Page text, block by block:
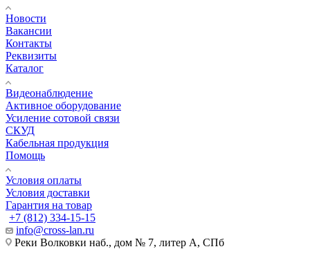
Новости
Вакансии
Контакты
Реквизиты
Каталог
Видеонаблюдение
Активное оборудование
Усиление сотовой связи
СКУД
Кабельная продукция
Помощь
Условия оплаты
Условия доставки
Гарантия на товар
+7 (812) 334-15-15
info@cross-lan.ru
Реки Волковки наб., дом № 7, литер А, СПб